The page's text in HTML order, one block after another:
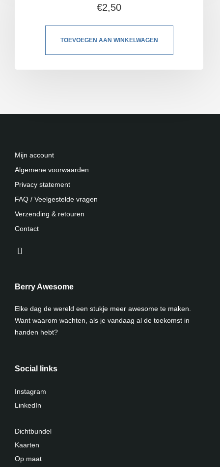
€2,50
TOEVOEGEN AAN WINKELWAGEN
Mijn account
Algemene voorwaarden
Privacy statement
FAQ / Veelgestelde vragen
Verzending & retouren
Contact
Berry Awesome
Elke dag de wereld een stukje meer awesome te maken.
Want waarom wachten, als je vandaag al de toekomst in
handen hebt?
Social links
Instagram
LinkedIn
Dichtbundel
Kaarten
Op maat